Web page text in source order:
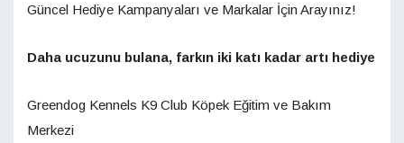
Güncel Hediye Kampanyaları ve Markalar İçin Arayınız!
Daha ucuzunu bulana, farkın iki katı kadar artı hediye
Greendog Kennels K9 Club Köpek Eğitim ve Bakım
Merkezi